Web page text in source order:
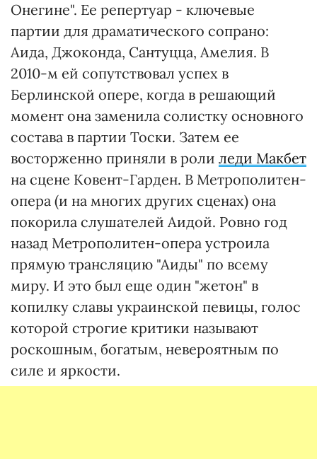
Онегине". Ее репертуар - ключевые
партии для драматического сопрано:
Аида, Джоконда, Сантуцца, Амелия. В
2010-м ей сопутствовал успех в
Берлинской опере, когда в решающий
момент она заменила солистку основного
состава в партии Тоски. Затем ее
восторженно приняли в роли леди Макбет
на сцене Ковент-Гарден. В Метрополитен-
опера (и на многих других сценах) она
покорила слушателей Аидой. Ровно год
назад Метрополитен-опера устроила
прямую трансляцию "Аиды" по всему
миру. И это был еще один "жетон" в
копилку славы украинской певицы, голос
которой строгие критики называют
роскошным, богатым, невероятным по
силе и яркости.